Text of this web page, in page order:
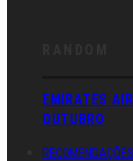
EMIRATES
OUTUBRO
RECOMENDAÇÕES